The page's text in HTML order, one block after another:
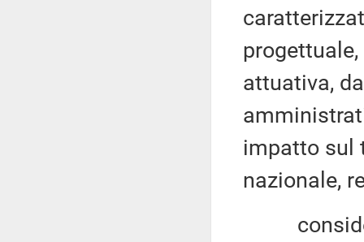
attuativa,
impatto sul
nazionale,